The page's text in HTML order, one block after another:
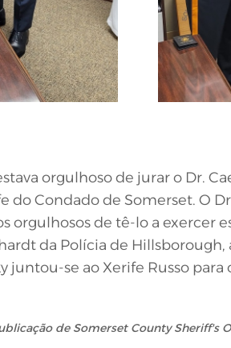
orgulhoso de jurar o Dr.
do Condado de Somerset. O
orgulhosos de tê-lo a exercer
da Polícia de Hillsborough,
juntou-se ao Xerife Russo
de Somerset County Sheriff's